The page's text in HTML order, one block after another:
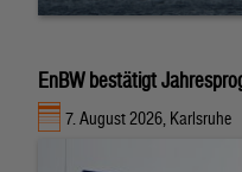
EnBW bestätigt
7. August 2026, Karlsruhe